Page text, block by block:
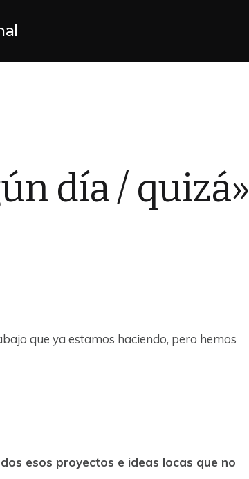
día / quizá»
que ya estamos haciendo, pero hemos
esos proyectos e ideas locas que no